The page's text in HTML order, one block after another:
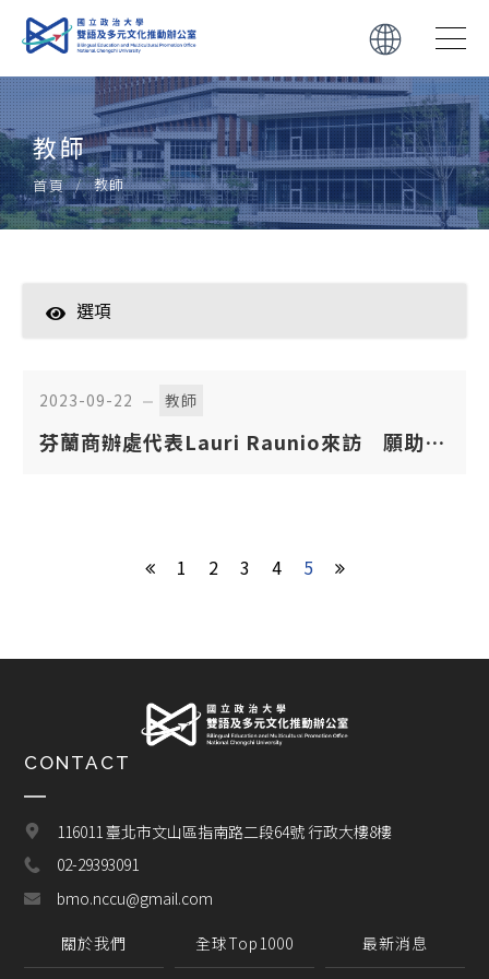
教師
首頁 教師
選項
教師
轉知
2023-09-22 教師
芬蘭商辦處代表Lauri Raunio來訪 願助本
1 2 3 4 5
CONTACT
116011 臺北市文山區指南路二段64號 行政大樓8樓
02-29393091
bmo.nccu@gmail.com
關於我們 全球Top1000 最新消息